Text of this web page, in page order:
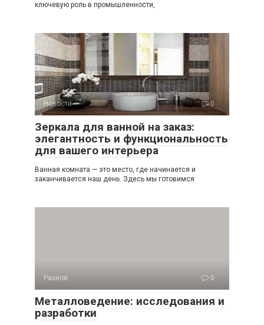
ключевую роль в промышленности,
Новости 0
Зеркала для ванной на заказ:
элегантность и функциональность
для вашего интерьера
Ванная комната — это место, где начинается и
заканчивается наш день. Здесь мы готовимся
Разное 0
Металловедение: исследования и
разработки